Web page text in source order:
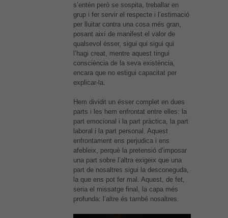
s’entén però se sospita, treballar en
grup i fer servir el respecte i l’estimació
per lluitar contra una cosa més gran,
posant així de manifest el valor de
qualsevol ésser, sigui qui sigui qui
l’hagi creat, mentre aquest tingui
consciència de la seva existència,
encara que no estigui capacitat per
explicar-la.
Hem dividit un ésser complet en dues
parts i les hem enfrontat entre elles: la
part emocional i la part pràctica, la part
laboral i la part personal. Aquest
enfrontament ens perjudica i ens
afebleix, perquè la pretensió d’imposar
una part sobre l’altra exigeix que una
part de nosaltres sigui la desconeguda,
la que ens pot fer mal. Aquest, de fet,
seria el missatge final, la capa més
profunda: l’altre és també nosaltres.